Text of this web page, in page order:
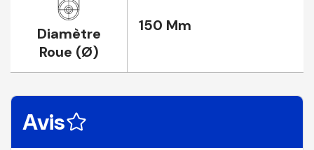
Diamètre
Roue (Ø)
150 Mm
Avis